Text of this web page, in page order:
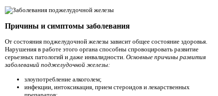
Причины и симптомы заболевания
От состояния поджелудочной железы зависит общее состояние здоровья.
Нарушения в работе этого органа способны спровоцировать развитие
серьезных патологий и даже инвалидности. Основные причины развития
заболеваний поджелудочной железы:
злоупотребление алкоголем;
инфекции, интоксикация, прием стероидов и лекарственных